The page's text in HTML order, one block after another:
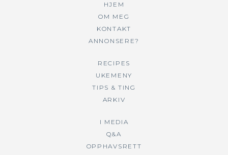
HJEM
OM MEG
KONTAKT
ANNONSERE?
RECIPES
UKEMENY
TIPS & TING
ARKIV
I MEDIA
Q&A
OPPHAVSRETT